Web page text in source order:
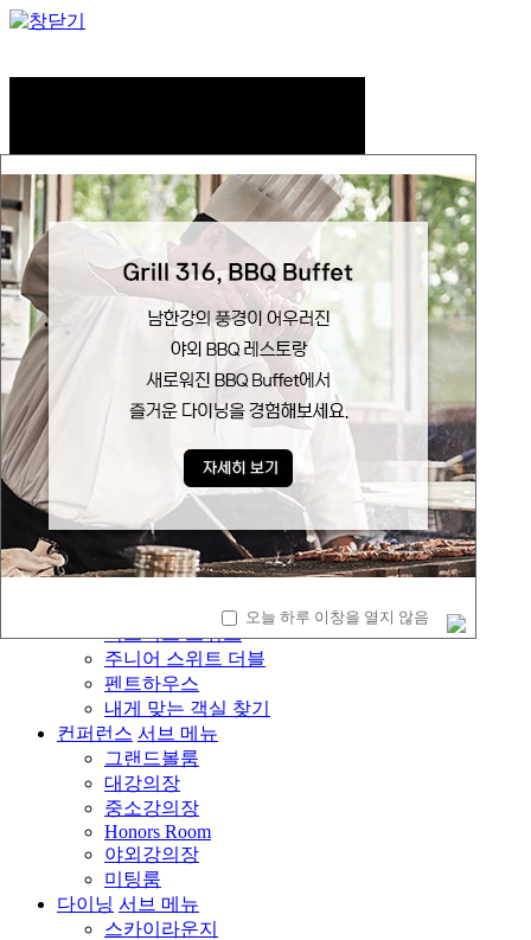
오늘 하루 이창을 열지 않음
서비스 메뉴
캐릭터룸
코너 더블
그랜드 디럭스 더블
프리미어 더블
비즈니스 스위트
주니어 스위트 더블
펜트하우스
내게 맞는 객실 찾기
컨퍼런스 서브 메뉴
그랜드볼룸
대강의장
중소강의장
Honors Room
야외강의장
미팅룸
다이닝 서브 메뉴
스카이라운지